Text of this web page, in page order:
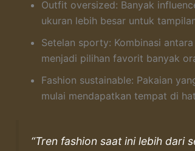
Outfit oversized: Banyak
ukuran lebih besar untuk
Setelan sporty: Kombinasi
menjadi pilihan favorit banyak
Fashion sustainable: Pakaian
mulai mendapatkan tempat di
“Tren fashion saat ini lebih dari